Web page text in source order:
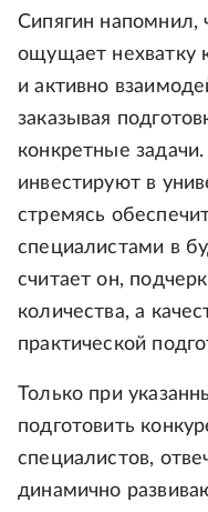
Сипягин напомнил,
ощущает нехватку
и активно
заказывая
конкретные
инвестируют в
стремясь
специалистами в
считает он,
количества, а
практической
Только при
подготовить
специалистов,
динамично